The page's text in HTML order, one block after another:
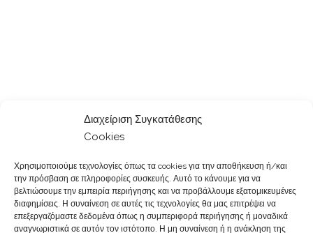
Διαχείριση Συγκατάθεσης
Cookies
Χρησιμοποιούμε τεχνολογίες όπως τα cookies για την αποθήκευση ή/και
την πρόσβαση σε πληροφορίες συσκευής. Αυτό το κάνουμε για να
βελτιώσουμε την εμπειρία περιήγησης και να προβάλλουμε εξατομικευμένες
διαφημίσεις. Η συναίνεση σε αυτές τις τεχνολογίες θα μας επιτρέψει να
επεξεργαζόμαστε δεδομένα όπως η συμπεριφορά περιήγησης ή μοναδικά
αναγνωριστικά σε αυτόν τον ιστότοπο. Η μη συναίνεση ή η ανάκληση της